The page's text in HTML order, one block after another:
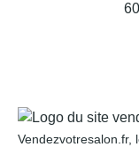
60
Vendezvotresalon.fr,